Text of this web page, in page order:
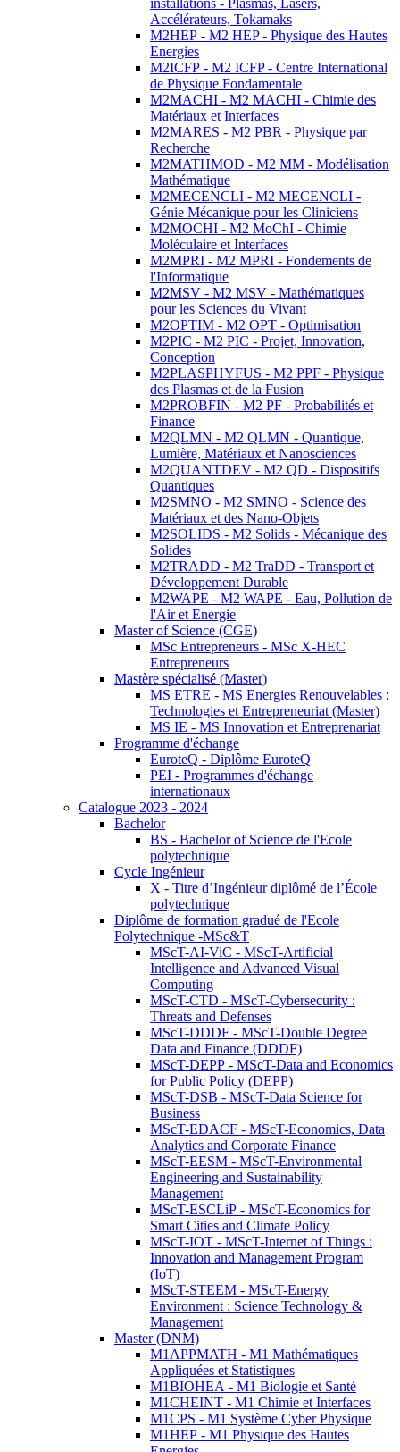
installations - Plasmas, Lasers,
Accélérateurs, Tokamaks
M2HEP - M2 HEP - Physique des Hautes
Energies
M2ICFP - M2 ICFP - Centre International
de Physique Fondamentale
M2MACHI - M2 MACHI - Chimie des
Matériaux et Interfaces
M2MARES - M2 PBR - Physique par
Recherche
M2MATHMOD - M2 MM - Modélisation
Mathématique
M2MECENCLI - M2 MECENCLI -
Génie Mécanique pour les Cliniciens
M2MOCHI - M2 MoChI - Chimie
Moléculaire et Interfaces
M2MPRI - M2 MPRI - Fondements de
l'Informatique
M2MSV - M2 MSV - Mathématiques
pour les Sciences du Vivant
M2OPTIM - M2 OPT - Optimisation
M2PIC - M2 PIC - Projet, Innovation,
Conception
M2PLASPHYFUS - M2 PPF - Physique
des Plasmas et de la Fusion
M2PROBFIN - M2 PF - Probabilités et
Finance
M2QLMN - M2 QLMN - Quantique,
Lumière, Matériaux et Nanosciences
M2QUANTDEV - M2 QD - Dispositifs
Quantiques
M2SMNO - M2 SMNO - Science des
Matériaux et des Nano-Objets
M2SOLIDS - M2 Solids - Mécanique des
Solides
M2TRADD - M2 TraDD - Transport et
Développement Durable
M2WAPE - M2 WAPE - Eau, Pollution de
l'Air et Energie
Master of Science (CGE)
MSc Entrepreneurs - MSc X-HEC
Entrepreneurs
Mastère spécialisé (Master)
MS ETRE - MS Energies Renouvelables :
Technologies et Entrepreneuriat (Master)
MS IE - MS Innovation et Entreprenariat
Programme d'échange
EuroteQ - Diplôme EuroteQ
PEI - Programmes d'échange
internationaux
Catalogue 2023 - 2024
Bachelor
BS - Bachelor of Science de l'Ecole
polytechnique
Cycle Ingénieur
X - Titre d’Ingénieur diplômé de l’École
polytechnique
Diplôme de formation gradué de l'Ecole
Polytechnique -MSc&T
MScT-AI-ViC - MScT-Artificial
Intelligence and Advanced Visual
Computing
MScT-CTD - MScT-Cybersecurity :
Threats and Defenses
MScT-DDDF - MScT-Double Degree
Data and Finance (DDDF)
MScT-DEPP - MScT-Data and Economics
for Public Policy (DEPP)
MScT-DSB - MScT-Data Science for
Business
MScT-EDACF - MScT-Economics, Data
Analytics and Corporate Finance
MScT-EESM - MScT-Environmental
Engineering and Sustainability
Management
MScT-ESCLiP - MScT-Economics for
Smart Cities and Climate Policy
MScT-IOT - MScT-Internet of Things :
Innovation and Management Program
(IoT)
MScT-STEEM - MScT-Energy
Environment : Science Technology &
Management
Master (DNM)
M1APPMATH - M1 Mathématiques
Appliquées et Statistiques
M1BIOHEA - M1 Biologie et Santé
M1CHEINT - M1 Chimie et Interfaces
M1CPS - M1 Système Cyber Physique
M1HEP - M1 Physique des Hautes